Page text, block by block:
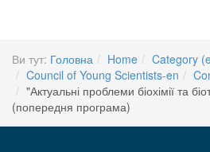
Ви тут: Головна Home Category
Council of Young Scientists-en
"Актуальні проблеми біохімії та
(попередня програма)